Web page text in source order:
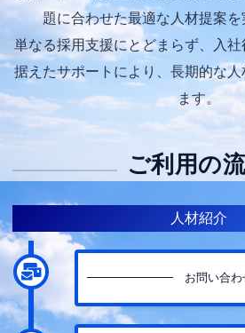
題に合わせた最適な人材提案
単なる採用支援にとどまらず、入
据えたサポートにより、長期的な
ます。
ご利用の
人材紹介
お問い合わ